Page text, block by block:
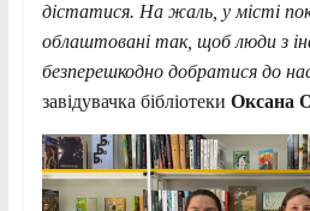
дістатися. На жаль, у місті
облаштовані так, щоб люди з
безперешкодно добратися до
завідувачка бібліотеки Оксана